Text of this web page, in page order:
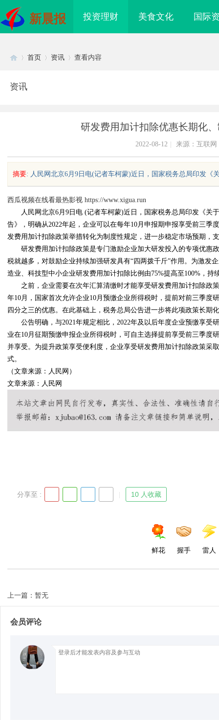
新晨报 投资理财 美食文化 国际
sc
uz
首页 资讯 查看内容
资讯
研发费用加计扣除优惠长期化
2022-08-12 来源：互联网
摘要: 人民网北京6月9日电(记者车柯蒙)近日，国家税务总局印发《
西瓜视频在线看最热影视 https://www.xigua.run
人民网北京6月9日电 (记者车柯蒙)近日，国家税务总局印发《关
告》，明确从2022年起，企业可以在每年10月申报期申报享受前三季
发费用加计扣除政策举措转化为制度性规定，进一步稳定市场预期，
研发费用加计扣除政策是专门激励企业加大研发投入的专项优惠
税就越多，对鼓励企业持续加强研发具有“四两拨千斤”作用。为激发
造业、科技型中小企业研发费用加计扣除比例由75%提高至100%，
之前，企业需要在次年汇算清缴时才能享受研发费用加计扣除政
年10月，国家首次允许企业10月预缴企业所得税时，提前对前三季
四分之三的优惠。在此基础上，税务总局公告进一步将此项政策长期
公告明确，与2021年规定相比，2022年及以后年度企业预缴享受
业在10月征期预缴申报企业所得税时，可自主选择提前享受前三季
并享受。为提升政策享受便利度，企业享受研发费用加计扣除政策采
式。
（文章来源：人民网）
文章来源：人民网
分享至 : 10 人收藏
鲜花 握手 雷人
上一篇：暂无
会员评论
买网站选择及使用指
合法性
商标购买：即买即用，规避侵权